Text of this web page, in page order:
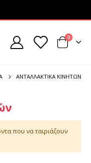
Cart
0
ΑΝΤΑΛΛΑΚΤΙΚΆ ΚΙΝΗΤΏΝ
που να ταιριάζουν